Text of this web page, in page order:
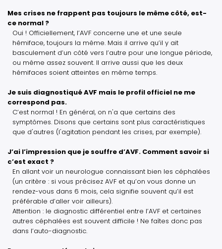
Mes crises ne frappent pas toujours le même côté, est-
ce normal ?
Oui ! Officiellement, l’AVF concerne une et une seule
hémiface, toujours la même. Mais il arrive qu’il y ait
basculement d’un côté vers l’autre pour une longue période,
ou même assez souvent. Il arrive aussi que les deux
hémifaces soient atteintes en même temps.
Je suis diagnostiqué AVF mais le profil officiel ne me
correspond pas.
C’est normal ! En général, on n'a que certains des
symptômes. Disons que certains sont plus caractéristiques
que d'autres (l'agitation pendant les crises, par exemple).
J’ai l’impression que je souffre d’AVF. Comment savoir si
c’est exact ?
En allant voir un neurologue connaissant bien les céphalées
(un critère : si vous précisez AVF et qu’on vous donne un
rendez-vous dans 6 mois, cela signifie souvent qu’il est
préférable d’aller voir ailleurs).
Attention : le diagnostic différentiel entre l’AVF et certaines
autres céphalées est souvent difficile ! Ne faîtes donc pas
dans l’auto-diagnostic.